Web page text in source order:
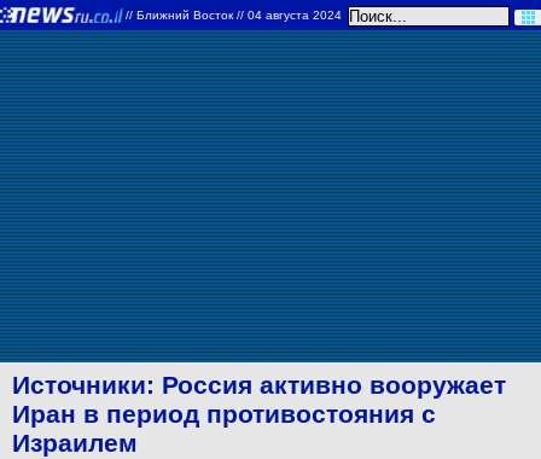
// Ближний Восток // 04 августа 2024
Источники: Россия активно вооружает
Иран в период противостояния с
Израилем